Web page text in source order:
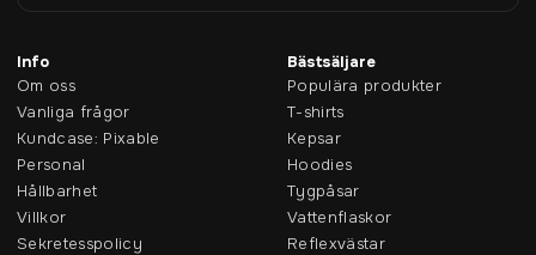
Info
Om oss
Vanliga frågor
Kundcase: Pixable
Personal
Hållbarhet
Villkor
Sekretesspolicy
Bästsäljare
Populära produkter
T-shirts
Kepsar
Hoodies
Tygpåsar
Vattenflaskor
Reflexvästar